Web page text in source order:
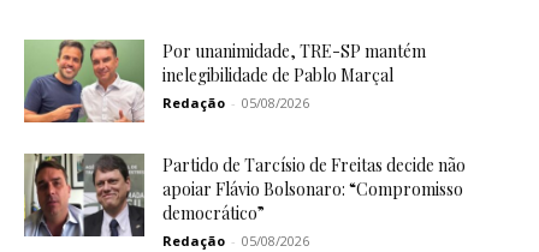
Por unanimidade, TRE-SP mantém
inelegibilidade de Pablo Marçal
Redação - 05/08/2026
Partido de Tarcísio de Freitas decide não
apoiar Flávio Bolsonaro: “Compromisso
democrático”
Redação - 05/08/2026